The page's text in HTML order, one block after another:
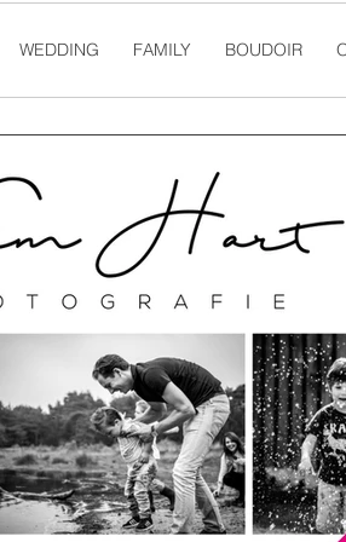
WEDDING FAMILY BOUDOIR